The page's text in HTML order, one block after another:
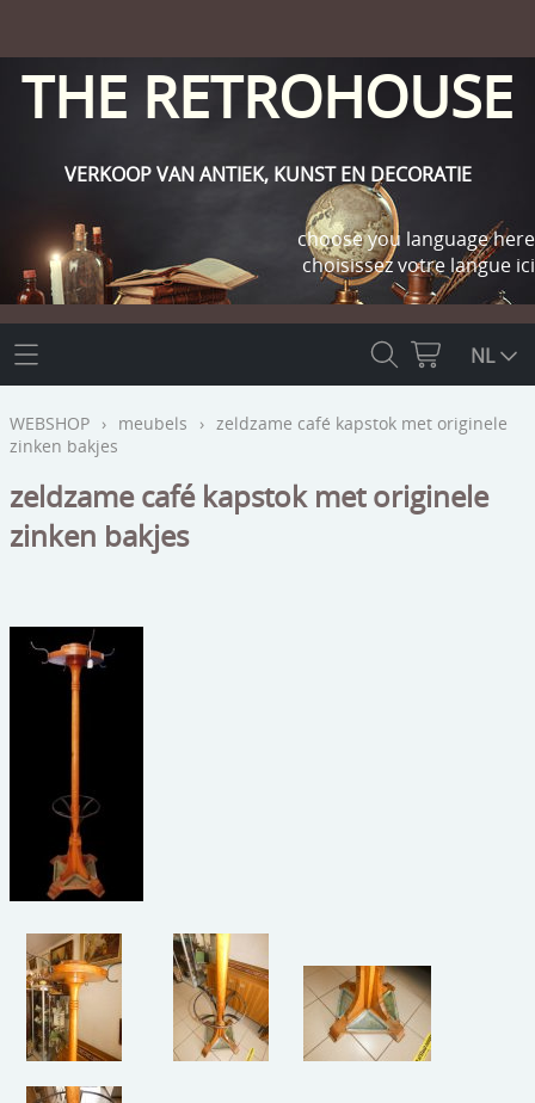
THE RETROHOUSE
VERKOOP VAN ANTIEK, KUNST EN DECORATIE
choose you language here
choisissez votre langue ici
THE RETROHOUSE
WEBSHOP
religie
reclamevoorwerpen/merken
curiosa
schilderijen
porselein/aardewerk
juwelen/horloges/brillen
medailles/munten/bankbiljetten
ets/tekening/litho/gravure
glaswerk
lamp/luchter
speelgoed
KLANT WORDEN / INLOGGEN
NL
WEBSHOP › meubels › zeldzame café kapstok met originele
zinken bakjes
zeldzame café kapstok met originele
zinken bakjes